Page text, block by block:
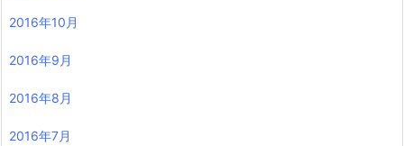
2016年10月
2016年9月
2016年8月
2016年7月